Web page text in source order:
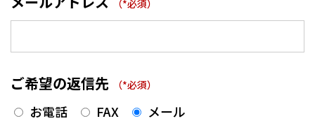
ご希望の返信先
お電話 FAX メール